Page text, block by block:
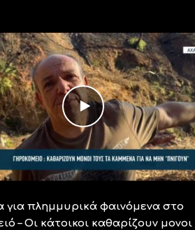
για πλημμυρικά φαινόμενα στο
– Οι κάτοικοι καθαρίζουν μονοι